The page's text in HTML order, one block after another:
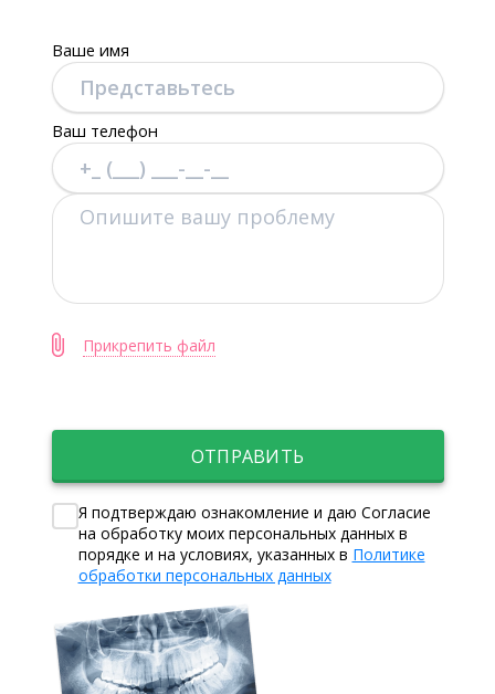
Ваше имя
Ваш телефон
Прикрепить файл
ОТПРАВИТЬ
Я подтверждаю ознакомление и даю Согласие
на обработку моих персональных данных в
порядке и на условиях, указанных в Политике
обработки персональных данных